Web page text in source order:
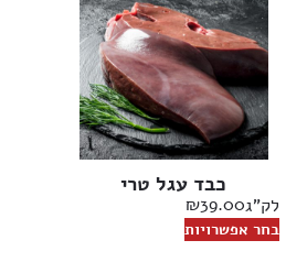
כבד עגל טרי
לק"ג ₪39.00
בחר אפשרויות